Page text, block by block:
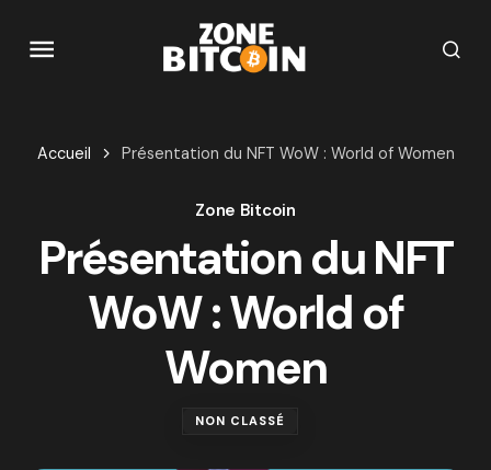
Accueil Présentation du NFT WoW : World of Women
Zone Bitcoin
Présentation du NFT
WoW : World of
Women
NON CLASSÉ